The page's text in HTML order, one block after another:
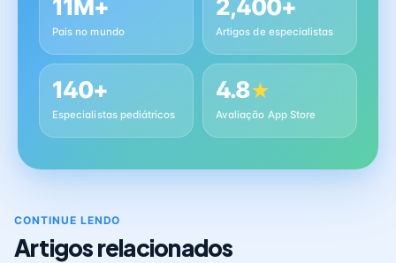
11M+
Pais no mundo
2,400+
Artigos de especialistas
140+
Especialistas pediátricos
4.8★
Avaliação App Store
CONTINUE LENDO
Artigos relacionados